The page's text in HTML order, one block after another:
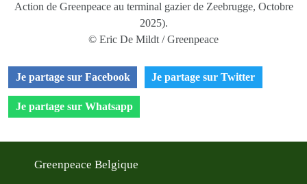
Action de Greenpeace au terminal gazier de Zeebrugge, Octobre
2025).
© Eric De Mildt / Greenpeace
Je partage sur Facebook Je partage sur Twitter
Je partage sur Whatsapp
Greenpeace Belgique